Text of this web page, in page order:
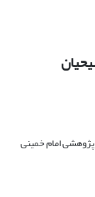
امام خمینی